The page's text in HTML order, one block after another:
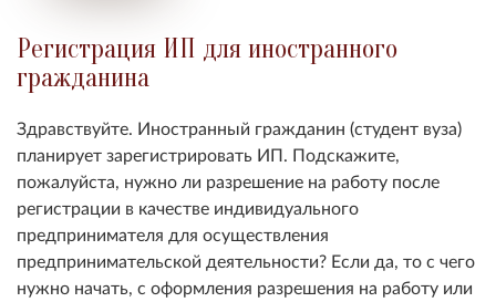
Регистрация ИП для иностранного
гражданина
Здравствуйте. Иностранный гражданин (студент вуза)
планирует зарегистрировать ИП. Подскажите,
пожалуйста, нужно ли разрешение на работу после
регистрации в качестве индивидуального
предпринимателя для осуществления
предпринимательской деятельности? Если да, то с чего
нужно начать, с оформления разрешения на работу или